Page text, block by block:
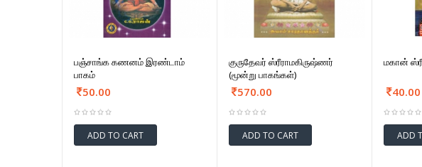
பஞ்சாங்க கணனம் இரண்டாம்
பாகம்
50.00
ADD TO CART
குருதேவர் ஸ்ரீராமகிருஷ்ணர்
(மூன்று பாகங்கள்)
570.00
ADD TO CART
மகான்
40.00
ADD